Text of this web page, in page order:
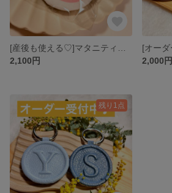
2,100円
2,000円
残り1点